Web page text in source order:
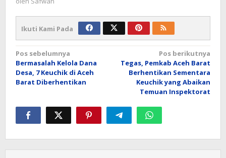
Ikuti Kami Pada
Navigasi
pos
Pos sebelumnya
Bermasalah Kelola Dana
Desa, 7 Keuchik di Aceh
Barat Diberhentikan
Pos berikutnya
Tegas, Pemkab Aceh Barat
Berhentikan Sementara
Keuchik yang Abaikan
Temuan Inspektorat